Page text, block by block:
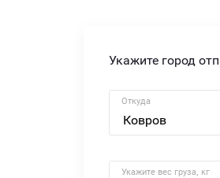
Укажите город
Откуда
Ковров
Укажите вес груза, кг